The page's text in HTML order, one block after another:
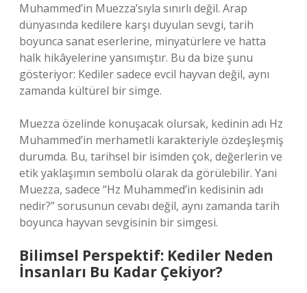
Muhammed’in Muezza’sıyla sınırlı değil. Arap
dünyasında kedilere karşı duyulan sevgi, tarih
boyunca sanat eserlerine, minyatürlere ve hatta
halk hikâyelerine yansımıştır. Bu da bize şunu
gösteriyor: Kediler sadece evcil hayvan değil, aynı
zamanda kültürel bir simge.
Muezza özelinde konuşacak olursak, kedinin adı Hz
Muhammed’in merhametli karakteriyle özdeşleşmiş
durumda. Bu, tarihsel bir isimden çok, değerlerin ve
etik yaklaşımın sembolü olarak da görülebilir. Yani
Muezza, sadece “Hz Muhammed’in kedisinin adı
nedir?” sorusunun cevabı değil, aynı zamanda tarih
boyunca hayvan sevgisinin bir simgesi.
Bilimsel Perspektif: Kediler Neden
İnsanları Bu Kadar Çekiyor?